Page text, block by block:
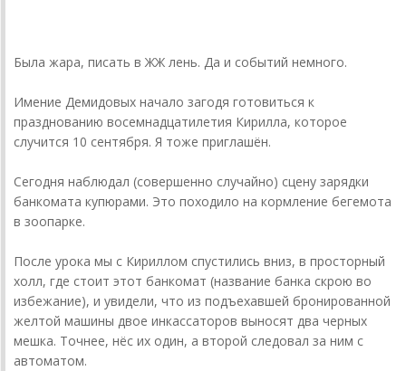
Была жара, писать в ЖЖ лень. Да и событий немного.
Имение Демидовых начало загодя готовиться к
празднованию восемнадцатилетия Кирилла, которое
случится 10 сентября. Я тоже приглашён.
Сегодня наблюдал (совершенно случайно) сцену зарядки
банкомата купюрами. Это походило на кормление бегемота
в зоопарке.
После урока мы с Кириллом спустились вниз, в просторный
холл, где стоит этот банкомат (название банка скрою во
избежание), и увидели, что из подъехавшей бронированной
желтой машины двое инкассаторов выносят два черных
мешка. Точнее, нёс их один, а второй следовал за ним с
автоматом.